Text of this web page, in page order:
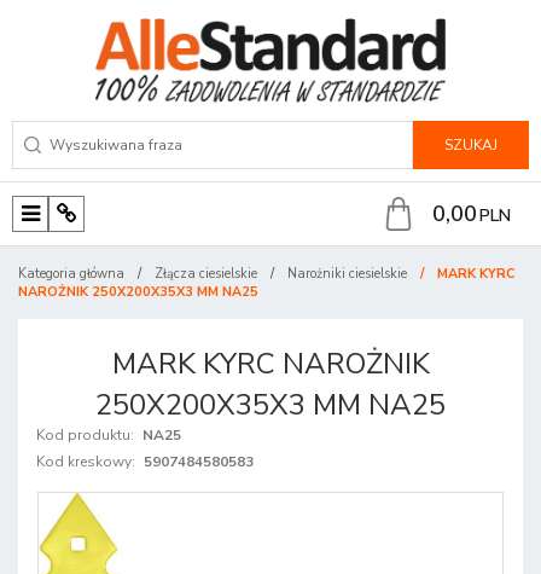
SZUKAJ
M
n
P
n
0,00PLN
Kategoria główna / Złącza ciesielskie / Narożniki ciesielskie /
MARK KYRC
NAROŻNIK 250X200X35X3 MM NA25
MARK KYRC NAROŻNIK
250X200X35X3 MM NA25
Kod produktu: NA25
Kod kreskowy: 5907484580583